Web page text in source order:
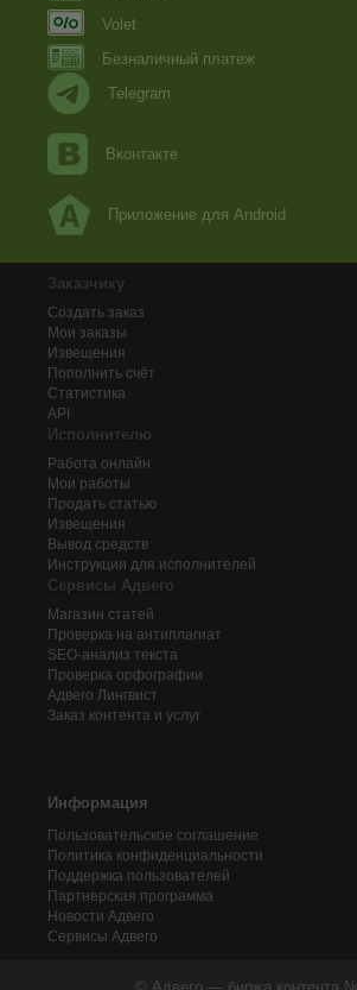
Volet
Безналичный платеж
Telegram
Вконтакте
Приложение для Android
Заказчику
Создать заказ
Мои заказы
Извещения
Пополнить счёт
Статистика
API
Исполнителю
Работа онлайн
Мои работы
Продать статью
Извещения
Вывод средств
Инструкции для исполнителей
Сервисы Адвего
Магазин статей
Проверка на антиплагиат
SEO-анализ текста
Проверка орфографии
Адвего Лингвист
Заказ контента и услуг
Информация
Пользовательское соглашение
Политика конфиденциальности
Поддержка пользователей
Партнерская программа
Новости Адвего
Сервисы Адвего